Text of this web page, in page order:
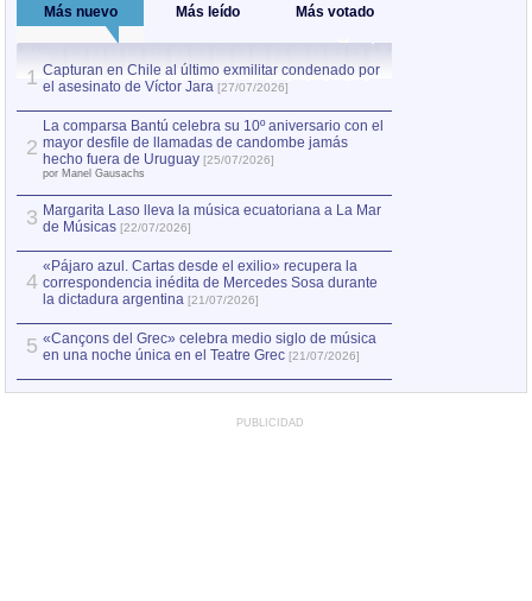
Más nuevo Más leído Más votado
1 Capturan en Chile al último exmilitar condenado por
el asesinato de Víctor Jara [27/07/2026]
2
La comparsa Bantú celebra su 10º aniversario con el
mayor desfile de llamadas de candombe jamás
hecho fuera de Uruguay [25/07/2026]
por Manel Gausachs
3 Margarita Laso lleva la música ecuatoriana a La Mar
de Músicas [22/07/2026]
4
«Pájaro azul. Cartas desde el exilio» recupera la
correspondencia inédita de Mercedes Sosa durante
la dictadura argentina [21/07/2026]
5 «Cançons del Grec» celebra medio siglo de música
en una noche única en el Teatre Grec [21/07/2026]
PUBLICIDAD